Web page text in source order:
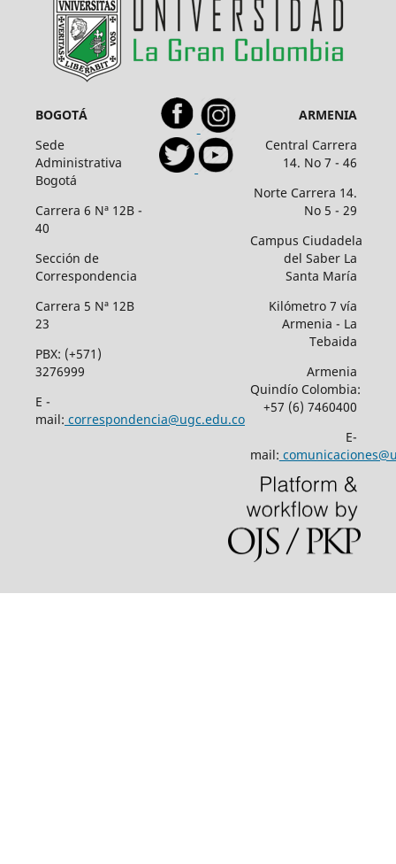
BOGOTÁ
Sede
Administrativa
Bogotá
Carrera 6 Nª 12B -
40
Sección de
Correspondencia
Carrera 5 Nª 12B
23
PBX: (+571)
3276999
E -
mail: correspondencia@ugc.edu.co
ARMENIA
Central Carrera
14. No 7 - 46
Norte Carrera 14.
No 5 - 29
Campus Ciudadela
del Saber La
Santa María
Kilómetro 7 vía
Armenia - La
Tebaida
Armenia
Quindío Colombia:
+57 (6) 7460400
E-
mail: